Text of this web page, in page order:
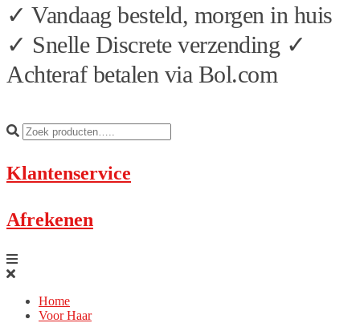
✓ Vandaag besteld, morgen in huis
✓ Snelle Discrete verzending ✓
Achteraf betalen via Bol.com
Klantenservice
Afrekenen
Home
Voor Haar